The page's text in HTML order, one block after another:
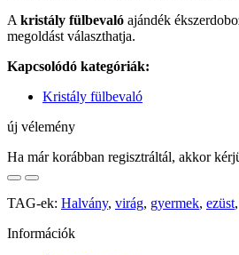
A kristály fülbevaló ajándék
megoldást választhatja.
Kapcsolódó kategóriák:
Kristály fülbevaló
új vélemény
Ha már korábban regisztráltál, akkor
TAG-ek: Halvány, virág, gyermek, ezüst,
Információk